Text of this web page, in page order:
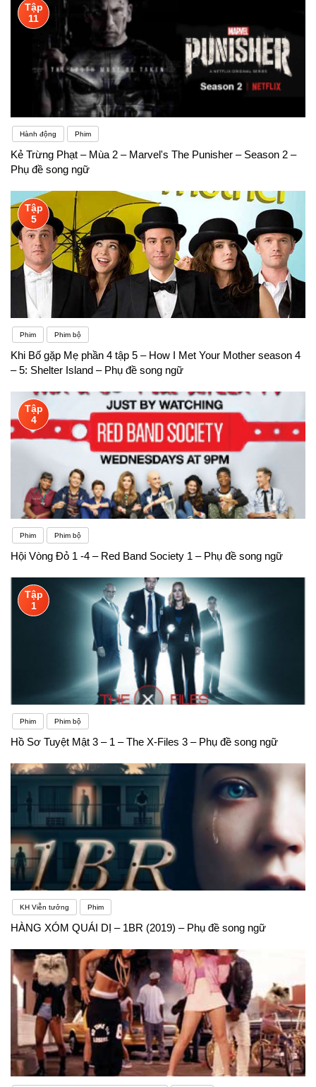
Tập
11
Hành động Phim
Kẻ Trừng Phạt – Mùa 2 – Marvel's The Punisher – Season 2 –
Phụ đề song ngữ
Tập
5
Phim Phim bộ
Khi Bố gặp Mẹ phần 4 tập 5 – How I Met Your Mother season 4
– 5: Shelter Island – Phụ đề song ngữ
Tập
4
Phim Phim bộ
Hội Vòng Đỏ 1 -4 – Red Band Society 1 – Phụ đề song ngữ
Tập
1
Phim Phim bộ
Hồ Sơ Tuyệt Mật 3 – 1 – The X-Files 3 – Phụ đề song ngữ
KH Viễn tưởng Phim
HÀNG XÓM QUÁI DỊ – 1BR (2019) – Phụ đề song ngữ